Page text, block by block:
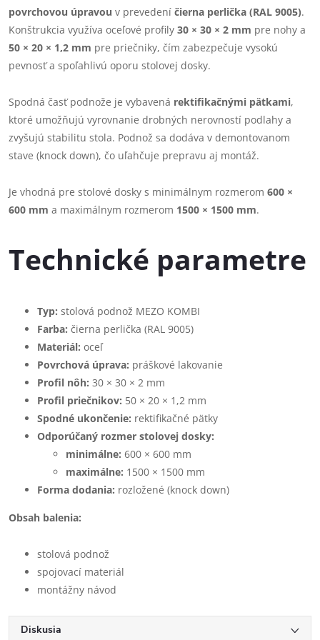
povrchovou úpravou v prevedení čierna perlička (RAL 9005).
Konštrukcia využíva oceľové profily 30 × 30 × 2 mm pre nohy a
50 × 20 × 1,2 mm pre priečniky, čím zabezpečuje vysokú
pevnosť a spoľahlivú oporu stolovej dosky.
Spodná časť podnože je vybavená rektifikačnými pätkami,
ktoré umožňujú vyrovnanie drobných nerovností podlahy a
zvyšujú stabilitu stola. Podnož sa dodáva v demontovanom
stave (knock down), čo uľahčuje prepravu aj montáž.
Je vhodná pre stolové dosky s minimálnym rozmerom 600 ×
600 mm a maximálnym rozmerom 1500 × 1500 mm.
Technické parametre
Typ: stolová podnož MEZO KOMBI
Farba: čierna perlička (RAL 9005)
Materiál: oceľ
Povrchová úprava: práškové lakovanie
Profil nôh: 30 × 30 × 2 mm
Profil priečnikov: 50 × 20 × 1,2 mm
Spodné ukončenie: rektifikačné pätky
Odporúčaný rozmer stolovej dosky:
minimálne: 600 × 600 mm
maximálne: 1500 × 1500 mm
Forma dodania: rozložené (knock down)
Obsah balenia:
stolová podnož
spojovací materiál
montážny návod
Diskusia